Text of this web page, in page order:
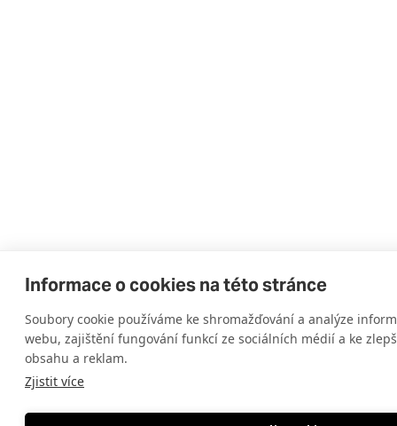
Informace o cookies na této stránce
Soubory cookie používáme ke shromažďování a analýze
webu, zajištění fungování funkcí ze sociálních médií a ke
obsahu a reklam.
Zjistit více